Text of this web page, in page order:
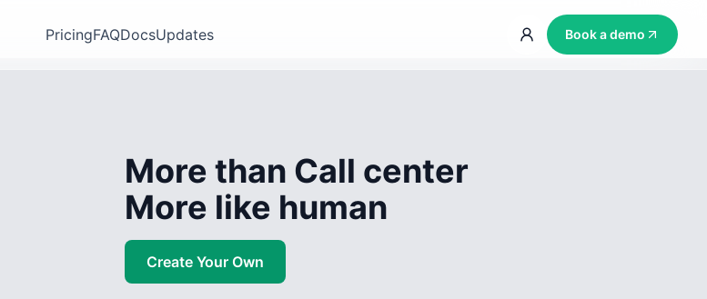
PricingFAQDocsUpdates Book a demo
More than Call center
More like human
Create Your Own